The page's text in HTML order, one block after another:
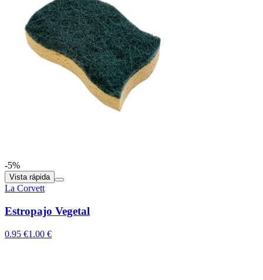
-5%
Vista rápida
La Corvett
Estropajo Vegetal
0.95 €1.00 €